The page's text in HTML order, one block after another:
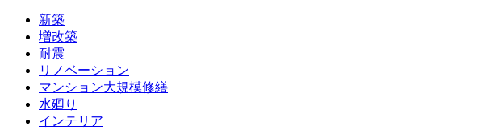
新築
増改築
耐震
リノベーション
マンション大規模修繕
水廻り
インテリア